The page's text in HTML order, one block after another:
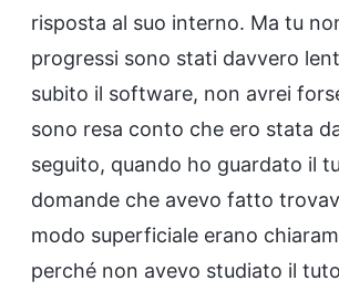
risposta al suo interno. Ma tu
progressi sono stati davvero
subito il software, non avrei
sono resa conto che ero stata
seguito, quando ho guardato il
domande che avevo fatto
modo superficiale erano
perché non avevo studiato il